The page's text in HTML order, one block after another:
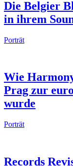
Die Belgier
in ihrem
Porträt
Wie
Prag zur
wurde
Porträt
Records